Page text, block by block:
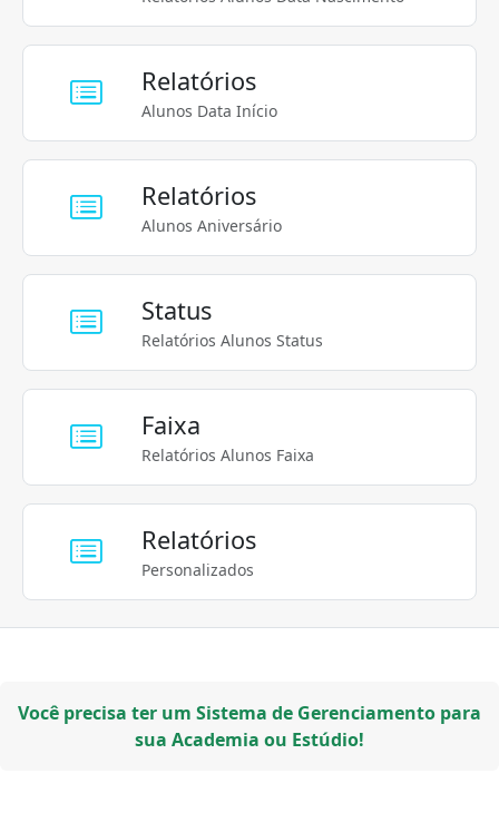
Relatórios
Alunos Data Início
Relatórios
Alunos Aniversário
Status
Relatórios Alunos Status
Faixa
Relatórios Alunos Faixa
Relatórios
Personalizados
Você precisa ter um Sistema de Gerenciamento para
sua Academia ou Estúdio!